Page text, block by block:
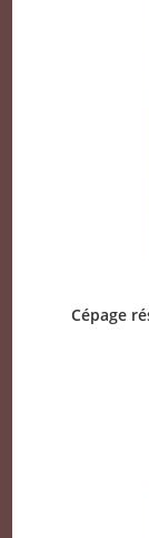
Cépage